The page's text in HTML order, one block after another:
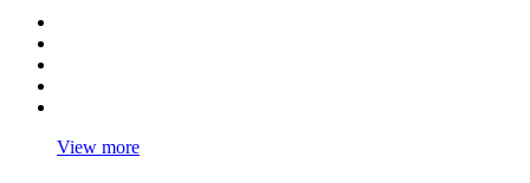
View more